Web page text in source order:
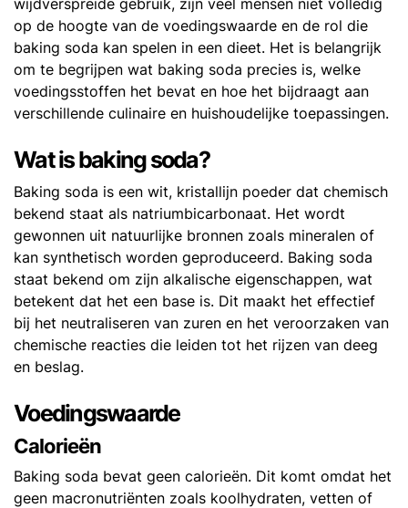
op de hoogte van de voedingswaarde en de rol die
baking soda kan spelen in een dieet. Het is belangrijk
om te begrijpen wat baking soda precies is, welke
voedingsstoffen het bevat en hoe het bijdraagt aan
verschillende culinaire en huishoudelijke toepassingen.
Wat is baking soda?
Baking soda is een wit, kristallijn poeder dat chemisch
bekend staat als natriumbicarbonaat. Het wordt
gewonnen uit natuurlijke bronnen zoals mineralen of
kan synthetisch worden geproduceerd. Baking soda
staat bekend om zijn alkalische eigenschappen, wat
betekent dat het een base is. Dit maakt het effectief
bij het neutraliseren van zuren en het veroorzaken van
chemische reacties die leiden tot het rijzen van deeg
en beslag.
Voedingswaarde
Calorieën
Baking soda bevat geen calorieën. Dit komt omdat het
geen macronutriënten zoals koolhydraten, vetten of